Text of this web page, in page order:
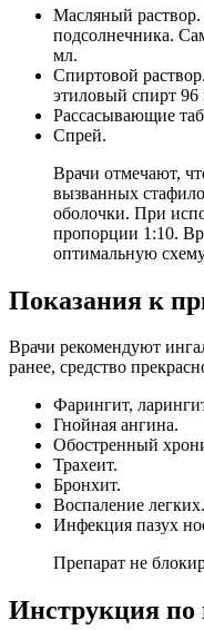
Масляный раствор.
подсолнечника.
мл.
Спиртовой
этиловый спирт 96
Рассасывающие
Спрей.
Врачи отмечают,
вызванных
оболочки. При
пропорции 1:10.
оптимальную
Показания к
Врачи рекомендуют
ранее, средство
Фарингит,
Гнойная ангина.
Обостренный
Трахеит.
Бронхит.
Воспаление легких.
Инфекция пазух
Препарат не
Инструкция